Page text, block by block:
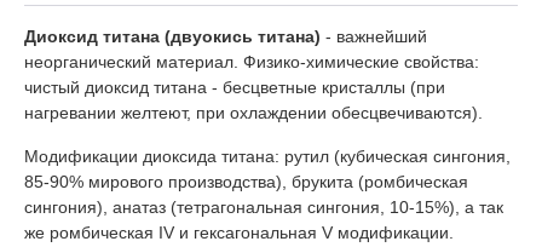
Диоксид титана (двуокись титана) - важнейший
неорганический материал. Физико-химические свойства:
чистый диоксид титана - бесцветные кристаллы (при
нагревании желтеют, при охлаждении обесцвечиваются).
Модификации диоксида титана: рутил (кубическая сингония,
85-90% мирового производства), брукита (ромбическая
сингония), анатаз (тетрагональная сингония, 10-15%), а так
же ромбическая IV и гексагональная V модификации.